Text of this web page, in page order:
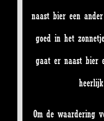
naast bier een ander
goed in het
gaat er naast bier
Om de waardering